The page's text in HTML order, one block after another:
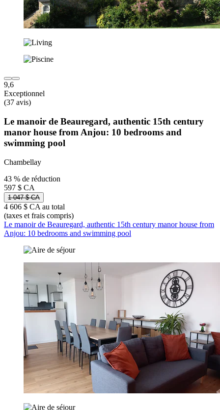
9,6
Exceptionnel
(37 avis)
Le manoir de Beauregard, authentic 15th century
manor house from Anjou: 10 bedrooms and
swimming pool
Chambellay
43 % de réduction
597 $ CA
1 047 $ CA
4 606 $ CA au total
(taxes et frais compris)
Le manoir de Beauregard, authentic 15th century manor house from
Anjou: 10 bedrooms and swimming pool